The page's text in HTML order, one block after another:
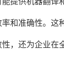
和准确性。这
，还为企业在